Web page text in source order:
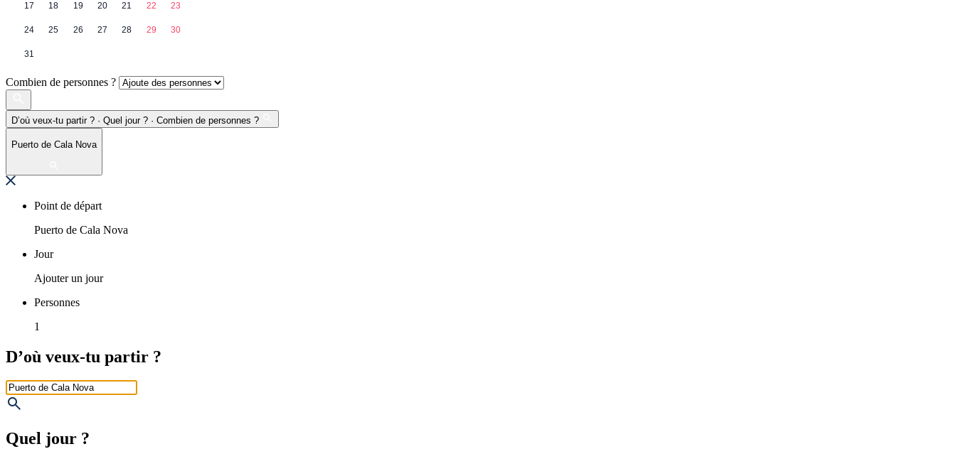
17 18 19 20 21 22 23
24 25 26 27 28 29 30
31
Combien de personnes ?
D’où veux-tu partir ? · Quel jour ? · Combien de personnes ?
Puerto de Cala Nova
Point de départ
Puerto de Cala Nova
Jour
Ajouter un jour
Personnes
1
D’où veux-tu partir ?
Quel jour ?